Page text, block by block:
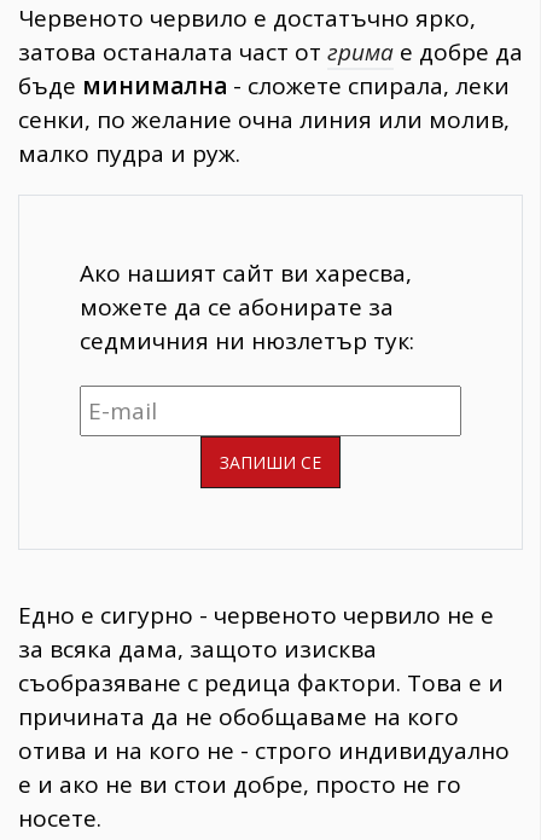
Червеното червило е достатъчно ярко,
затова останалата част от грима е добре да
бъде минимална - сложете спирала, леки
сенки, по желание очна линия или молив,
малко пудра и руж.
Ако нашият сайт ви харесва,
можете да се абонирате за
седмичния ни нюзлетър тук:
Едно е сигурно - червеното червило не е
за всяка дама, защото изисква
съобразяване с редица фактори. Това е и
причината да не обобщаваме на кого
отива и на кого не - строго индивидуално
е и ако не ви стои добре, просто не го
носете.